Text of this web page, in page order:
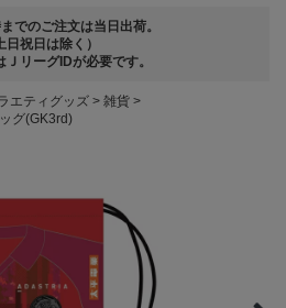
でのご注文は当日出荷。
日祝日は除く）
ＪリーグIDが必要です。
エティグッズ
雑貨
グ(GK3rd)